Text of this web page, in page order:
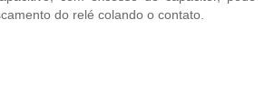
do relé colando o contato.